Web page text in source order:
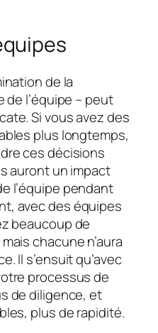
de la
l’équipe – peut
Si vous avez des
plus longtemps,
ces décisions
auront un impact
l’équipe pendant
avec des équipes
beaucoup de
chacune n’aura
Il s’ensuit qu’avec
processus de
de diligence, et
plus de rapidité.